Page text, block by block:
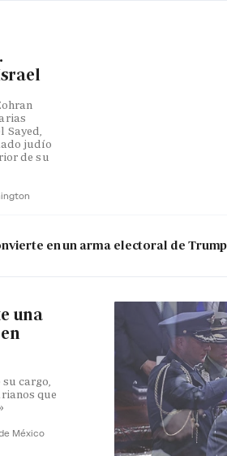
Sayed,
judío
de su
en un arma electoral de Trump
una
cargo,
que
México